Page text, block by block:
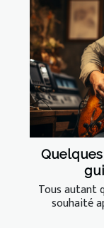
Tous autant
souhaité